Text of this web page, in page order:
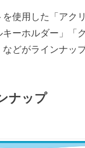
使用した「アク
キーホルダー」「
などがラインナッ
ナップ